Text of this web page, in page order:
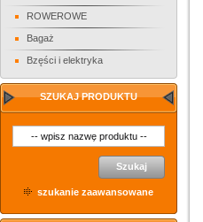
ROWEROWE
Bagaż
Bzęści i elektryka
SZUKAJ PRODUKTU
Szukaj
szukanie zaawansowane